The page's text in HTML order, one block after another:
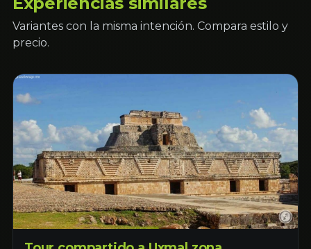
Variantes con la misma intención. Compara estilo y
precio.